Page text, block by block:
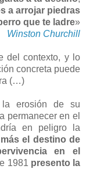
a arrojar piedras
que te ladre»
Winston Churchill
del contexto, y lo
concreta puede
(…)
erosión de su
permanecer en el
en peligro la
el destino de
en el
1981 presento la